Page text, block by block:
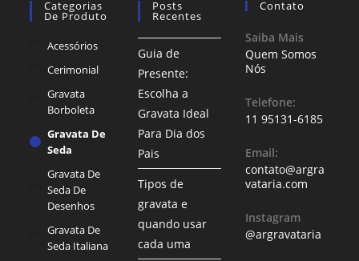
Categorias
De Produto
Acessórios
Cerimonial
Gravata
Borboleta
Gravata De
Seda
Gravata De
Seda De
Desenhos
Gravata De
Seda Italiana
Posts
Recentes
Guia de
Presente:
Escolha a
Gravata Ideal
Para Dia dos
Pais
Tipos de
gravata e
quando usar
cada uma
Contato
Saiba Mais
Quem Somos
Nós
Telefone:
11 95131-6185
Email:
contato@argra
vataria.com
Instagram
@argravataria